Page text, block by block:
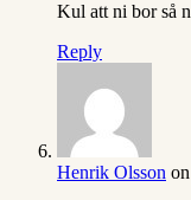
Kul att ni bor så
Reply
Henrik Olsson